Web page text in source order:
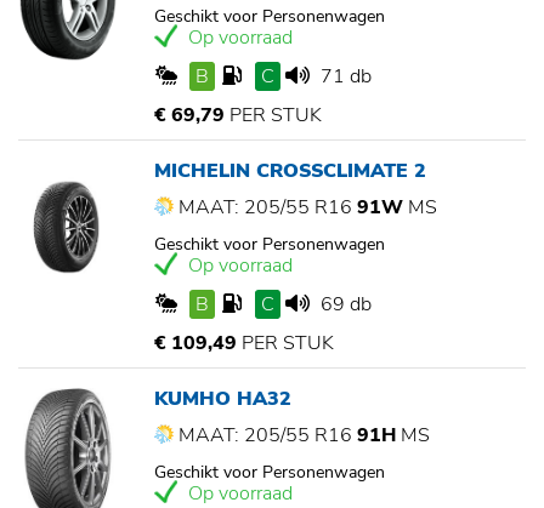
Geschikt voor Personenwagen
Op voorraad
B
C
71 db
€ 69,79 PER STUK
MICHELIN CROSSCLIMATE 2
MAAT: 205/55 R16 91W MS
Geschikt voor Personenwagen
Op voorraad
B
C
69 db
€ 109,49 PER STUK
KUMHO HA32
MAAT: 205/55 R16 91H MS
Geschikt voor Personenwagen
Op voorraad